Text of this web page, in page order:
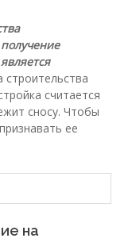
строительства
считается
сносу. Чтобы
ее
на